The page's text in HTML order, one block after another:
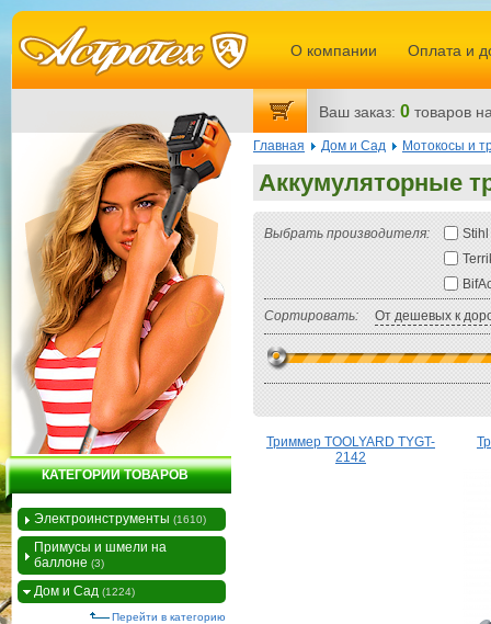
Главная Дом и Сад Мотокосы и
Аккумуляторные
Выбрать производителя:
Stihl
Сортировать: От дешевых к
Триммер TOOLYARD TYGT-
2142
КАТЕГОРИИ ТОВАРОВ
Электроинструменты (1610)
Примусы и шмели на
баллоне (3)
Дом и Сад (1224)
Перейти в категорию
О компании Оплата и
Ваш заказ: 0 товаров